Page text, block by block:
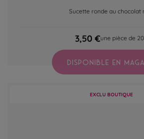
Sucette ronde au chocolat
3,50 €une pièce de
DISPONIBLE EN
EXCLU BOUTIQUE